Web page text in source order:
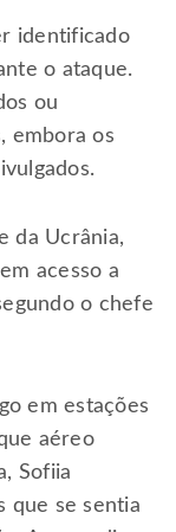
identificado
o ataque.
ou
embora os
da Ucrânia,
acesso a
o chefe
em estações
aéreo
Sofiia
que se sentia